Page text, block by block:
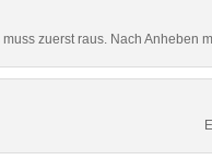
muss zuerst raus. Nach Anheben